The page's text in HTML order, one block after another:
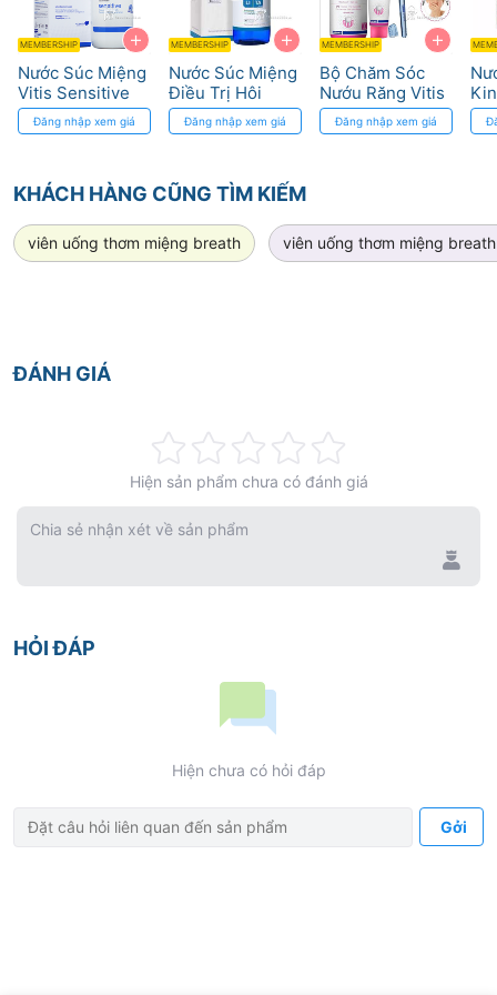
+
MEMBERSHIP
Nước Súc Miệng
Vitis Sensitive
Điều Trị Và Ngăn
Ngừa Tình Trạng
Đăng nhập xem giá
+
MEMBERSHIP
Nước Súc Miệng
Điều Trị Hôi
Miệng - Halita
Đăng nhập xem giá
+
MEMBERSHIP
Bộ Chăm Sóc
Nướu Răng Vitis
Gingival Mixed
Kit
Đăng nhập xem giá
KHÁCH HÀNG CŨNG TÌM KIẾM
viên uống thơm miệng breath viên uống thơm miệng
ĐÁNH GIÁ
0%
Hiện sản phẩm chưa có đánh giá
Chia sẻ nhận xét về sản phẩm
HỎI ĐÁP
Hiện chưa có hỏi đáp
Gởi